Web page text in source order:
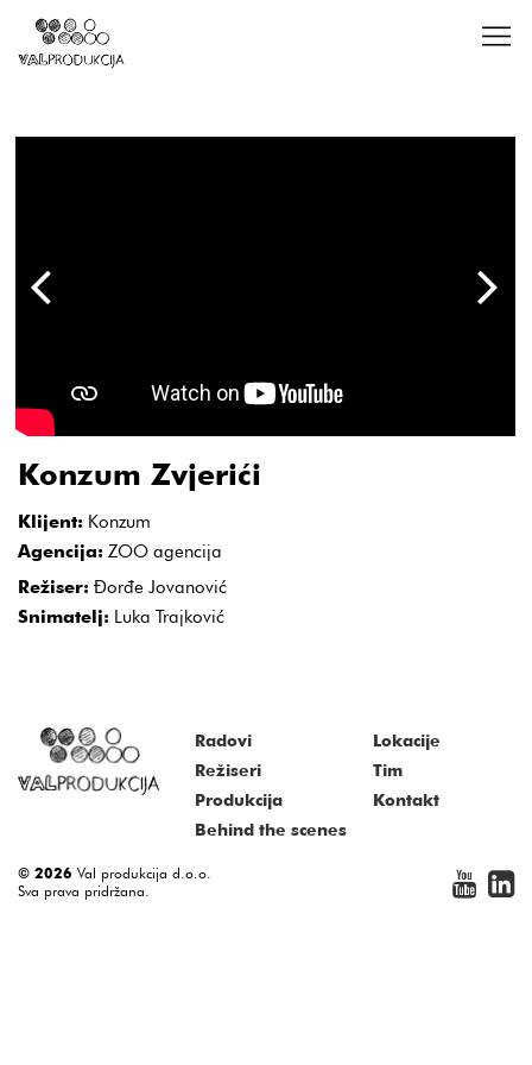
Konzum Zvjerići
Klijent: Konzum
Agencija: ZOO agencija
Režiser: Đorđe Jovanović
Snimatelj: Luka Trajković
Radovi
Režiseri
Produkcija
Lokacije
Tim
Kontakt
Behind the scenes
© 2026 Val produkcija d.o.o.
Sva prava pridržana.